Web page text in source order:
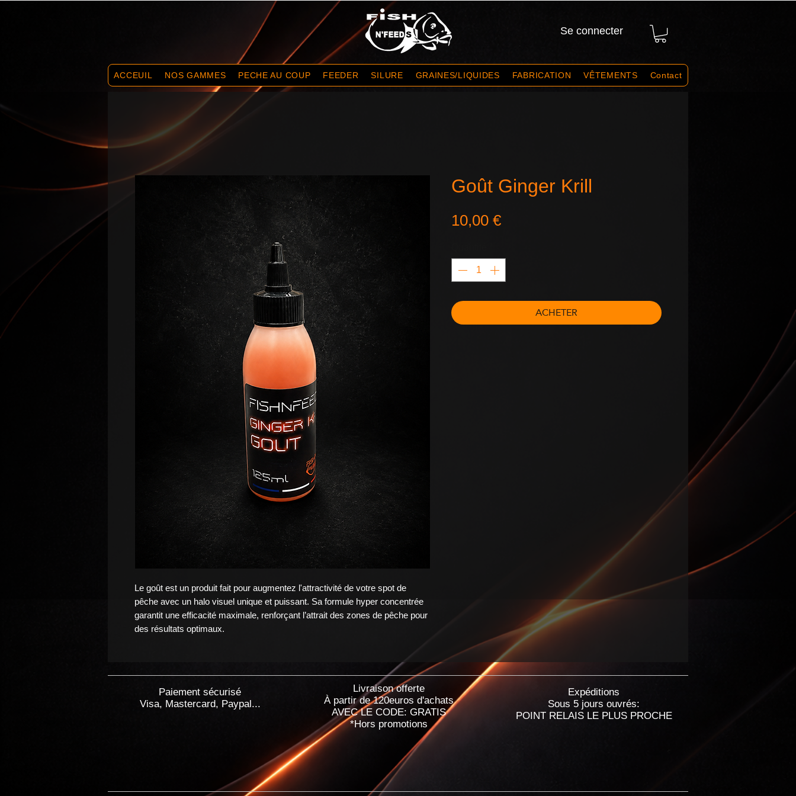
Se connecter
ACCEUIL NOS GAMMES PECHE AU COUP FEEDER SILURE GRAINES/LIQUIDES FABRICATION VÊTEMENTS Contact
Le goût est un produit fait pour augmentez l'attractivité de votre spot de
pêche avec un halo visuel unique et puissant. Sa formule hyper concentrée
garantit une efficacité maximale, renforçant l’attrait des zones de pêche pour
des résultats optimaux.
Goût Ginger Krill
10,00 €Prix
ACHETER
Paiement sécurisé
Visa, Mastercard, Paypal...
Livraison offerte
À partir de 120euros d'achats
AVEC LE CODE: GRATIS
*Hors promotions
Expéditions
Sous 5 jours ouvrés:
POINT RELAIS LE PLUS PROCHE